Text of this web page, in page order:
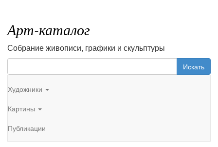
Арт-каталог
Собрание живописи, графики и скульптуры
Искать
Художники
Картины
Публикации